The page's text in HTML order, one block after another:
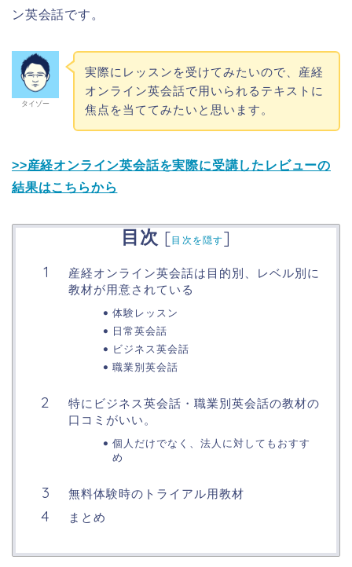
ン英会話です。
タイゾー
実際にレッスンを受けてみたいので、産経
オンライン英会話で用いられるテキストに
焦点を当ててみたいと思います。
>>産経オンライン英会話を実際に受講したレビューの
結果はこちらから
目次 [目次を隠す]
産経オンライン英会話は目的別、レベル別に
教材が用意されている
体験レッスン
日常英会話
ビジネス英会話
職業別英会話
特にビジネス英会話・職業別英会話の教材の
口コミがいい。
個人だけでなく、法人に対してもおすす
め
無料体験時のトライアル用教材
まとめ